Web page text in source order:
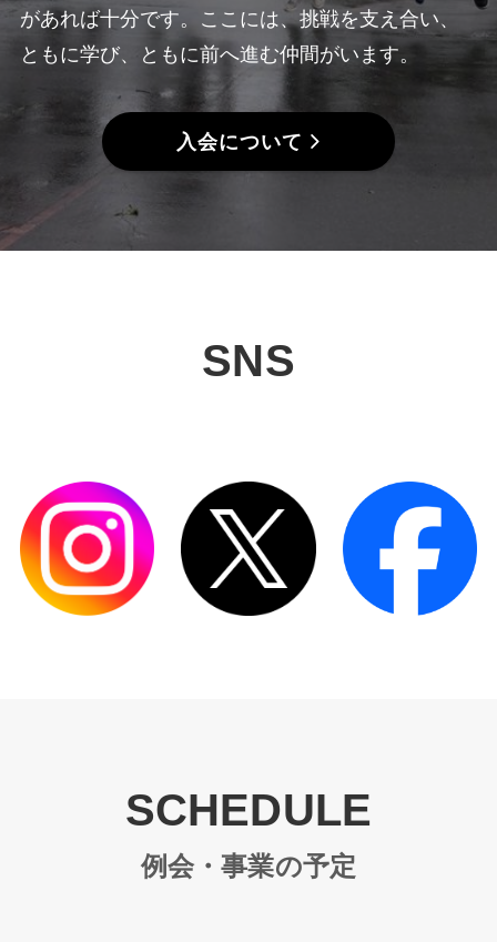
があれば十分です。ここには、挑戦を支え合い、
ともに学び、ともに前へ進む仲間がいます。
入会について
SNS
SCHEDULE
例会・事業の予定